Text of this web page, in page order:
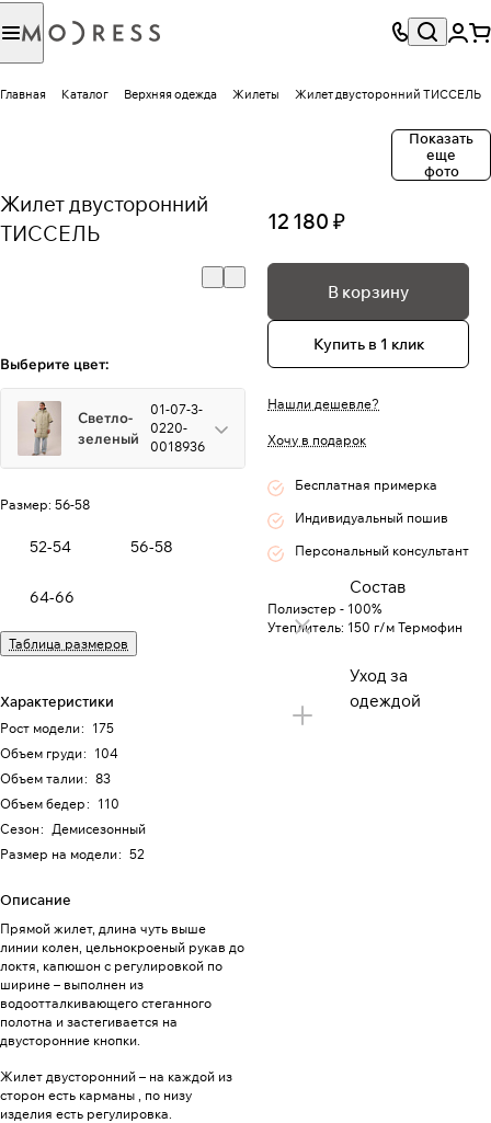
Главная Каталог Верхняя одежда Жилеты Жилет двусторонний ТИССЕЛЬ
Показать
еще
фото
Жилет двусторонний
ТИССЕЛЬ
Выберите цвет:
Светло-
зеленый
01-07-3-
0220-
0018936
Размер: 56-58
52-54 56-58
64-66
Таблица размеров
Характеристики
Рост модели: 175
Объем груди: 104
Объем талии: 83
Объем бедер: 110
Сезон: Демисезонный
Размер на модели: 52
Описание
Прямой жилет, длина чуть выше
линии колен, цельнокроеный рукав до
локтя, капюшон с регулировкой по
ширине – выполнен из
водоотталкивающего стеганного
полотна и застегивается на
двусторонние кнопки.
Жилет двусторонний – на каждой из
сторон есть карманы , по низу
изделия есть регулировка.
12 180 ₽
В корзину
Купить в 1 клик
Нашли дешевле?
Хочу в подарок
Бесплатная примерка
Индивидуальный пошив
Персональный консультант
Состав
Полиэстер - 100%
Утеплитель: 150 г/м Термофин
Уход за
одеждой